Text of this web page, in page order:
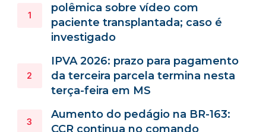
polêmica sobre vídeo com
paciente transplantada; caso é
investigado
IPVA 2026: prazo para pagamento
da terceira parcela termina nesta
terça-feira em MS
Aumento do pedágio na BR-163:
CCR continua no comando